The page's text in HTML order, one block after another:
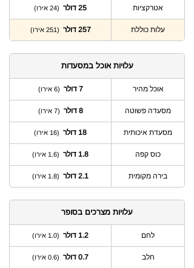
אטרקציות 25 דולר (24 אירו)
עלות כוללת 257 דולר (251 אירו)
עלויות אוכל במסעדות
אוכל מהיר 7 דולר (6 אירו)
מסעדה פשוטה 8 דולר (7 אירו)
מסעדת איכותית 18 דולר (16 אירו)
כוס קפה 1.8 דולר (1.6 אירו)
בירה מקומית 2.1 דולר (1.8 אירו)
עלויות מצרכים בסופר
לחם 1.2 דולר (1.0 אירו)
חלב 0.7 דולר (0.6 אירו)